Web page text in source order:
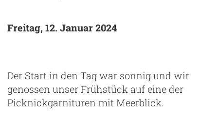
Freitag, 12. Januar 2024
Der Start in den Tag war sonnig und wir
genossen unser Frühstück auf eine der
Picknickgarnituren mit Meerblick.